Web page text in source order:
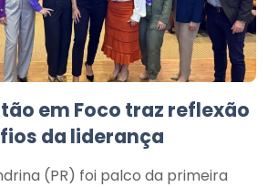
em Foco traz reflexão
da liderança
(PR) foi palco da primeira